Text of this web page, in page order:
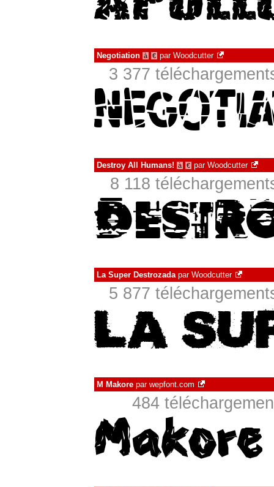
Negotiation à € par Woodcutter
3 377
Destroy All Humans! à € par Woodcutter
8 118
La Super Destrozadapar Woodcutter
5 877
M Makore par wepfont.com
484